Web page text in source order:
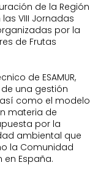
de la Región
VIII Jornadas
por la
de Frutas
de ESAMUR,
una gestión
como el modelo
materia de
por la
ambiental que
la Comunidad
España.